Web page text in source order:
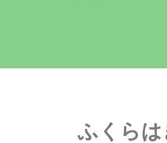
ふくら